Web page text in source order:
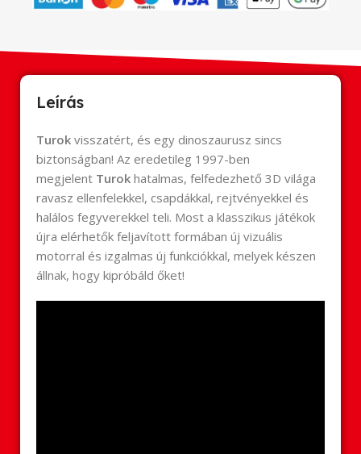
Leírás
Turok visszatért, és egy dinoszaurusz sincs
biztonságban! Az eredetileg 1997-ben
megjelent Turokhatalmas, felfedezhető 3D világa
ravasz ellenfelekkel, csapdákkal, rejtvényekkel és
halálos fegyverekkel teli. Most a klasszikus játékok
újra elérhetők feljavított formában új vizuális
motorral és izgalmas új funkciókkal, melyek készen
állnak, hogy kipróbáld őket!